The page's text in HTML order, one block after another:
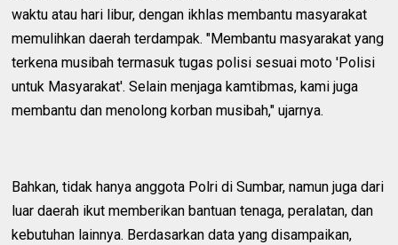
waktu atau hari libur, dengan ikhlas membantu masyarakat
memulihkan daerah terdampak. "Membantu masyarakat yang
terkena musibah termasuk tugas polisi sesuai moto 'Polisi
untuk Masyarakat'. Selain menjaga kamtibmas, kami juga
membantu dan menolong korban musibah," ujarnya.
Bahkan, tidak hanya anggota Polri di Sumbar, namun juga dari
luar daerah ikut memberikan bantuan tenaga, peralatan, dan
kebutuhan lainnya. Berdasarkan data yang disampaikan,